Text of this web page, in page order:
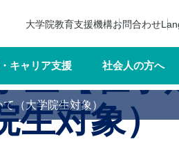
大学院教育支援機構お問合わせ
キャリア支援 社会人の方へ
（大学院生対象）
生【在学
生対象）